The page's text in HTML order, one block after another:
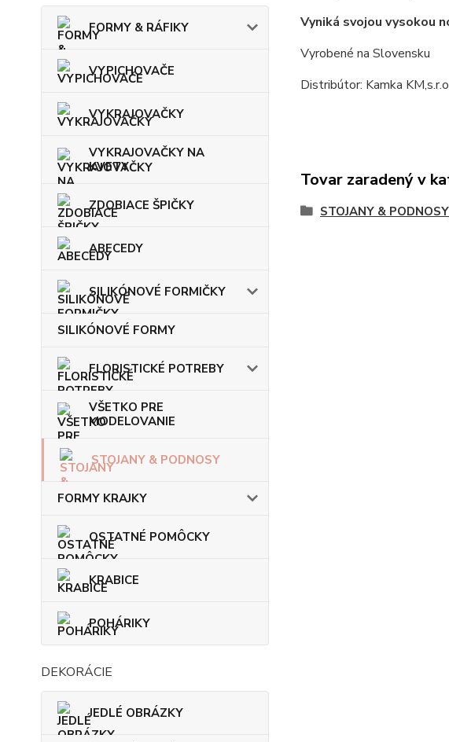
FORMY & RÁFIKY
VYPICHOVAČE
VYKRAJOVAČKY
VYKRAJOVAČKY NA
KVETY
ZDOBIACE ŠPIČKY
ABECEDY
SILIKÓNOVÉ FORMIČKY
SILIKÓNOVÉ FORMY
FLORISTICKÉ POTREBY
VŠETKO PRE
MODELOVANIE
STOJANY & PODNOSY
FORMY KRAJKY
OSTATNÉ POMÔCKY
KRABICE
POHÁRIKY
DEKORÁCIE
JEDLÉ OBRÁZKY
Vyniká svojou vysokou
Vyrobené na Slovensku
Distribútor: Kamka
Tovar zaradený v
STOJANY & PODNOSY